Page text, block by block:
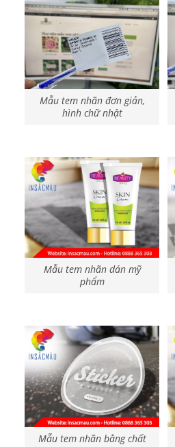
Mẫu tem nhãn đơn giản,
hình chữ nhật
Mẫu tem nhãn dán mỹ
phẩm
Mẫu tem nhãn bằng chất